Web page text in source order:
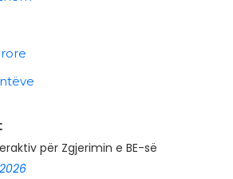
për Zgjerimin e BE-së